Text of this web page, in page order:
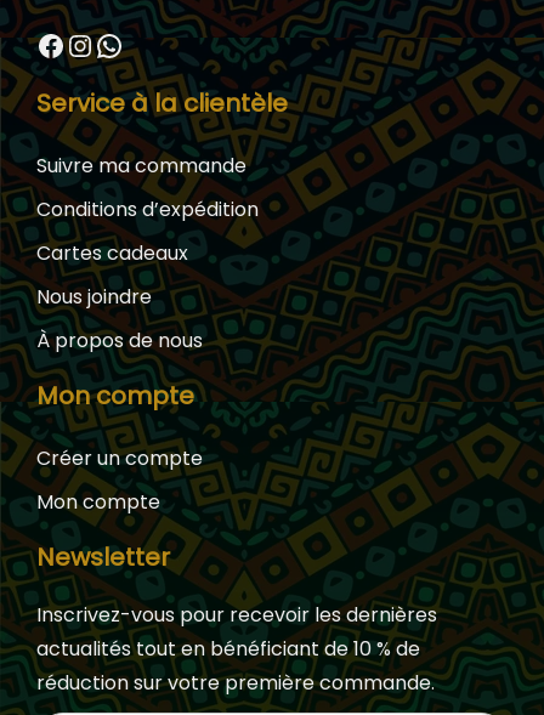
Facebook InstagramWhatsApp
Service à la clientèle
Suivre ma commande
Conditions d’expédition
Cartes cadeaux
Nous joindre
À propos de nous
Mon compte
Créer un compte
Mon compte
Newsletter
Inscrivez-vous pour recevoir les dernières
actualités tout en bénéficiant de 10 % de
réduction sur votre première commande.